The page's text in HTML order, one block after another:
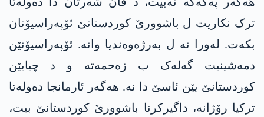
ترک نکاریت ل باشوورێ کوردستانێ ئۆپەراسیۆنان
بکەت. لەورا نە ل بەرژەوەندیا وانە. ئۆپەراسیۆنێن
دمەشینیت گەلەک ب زەحمەتە و د چیایێن
کوردستانێ یێن ئاسێ دا نە. ھەگەر ئارمانجا دەولەتا
ترکیا رۆژانە، داگیرکرنا باشوورێ کوردستانێ بیت،